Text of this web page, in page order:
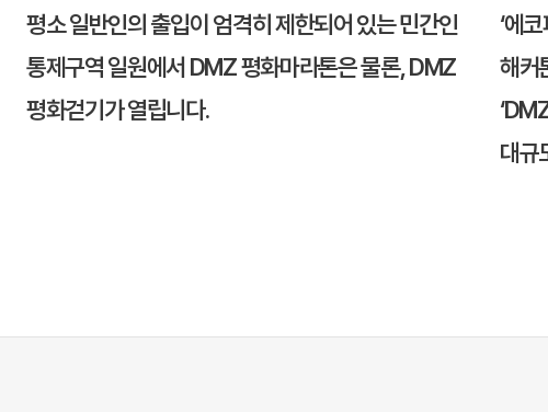
평소 일반인의 출입이 엄격히 제한되어 있는 민간인
통제구역 일원에서 DMZ 평화마라톤은 물론, DMZ
평화걷기가 열립니다.
‘에
해커
대규